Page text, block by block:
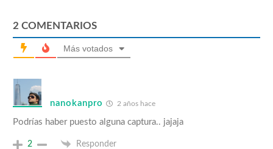
2 COMENTARIOS
Más votados
nanokanpro 2 años hace
Podrías haber puesto alguna captura.. jajaja
2 Responder